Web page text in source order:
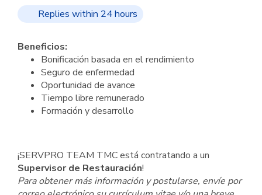
Replies within 24 hours
Beneficios:
Bonificación basada en el rendimiento
Seguro de enfermedad
Oportunidad de avance
Tiempo libre remunerado
Formación y desarrollo
¡SERVPRO TEAM TMC está contratando a un
Supervisor de Restauración!
Para obtener más información y postularse, envíe por